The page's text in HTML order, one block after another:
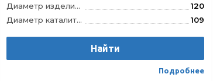
Диаметр изделия, мм
120
Диаметр каталитического блока, мм
109
Модель
120.100.600E5-B
4610121392951
Найти
Подробнее